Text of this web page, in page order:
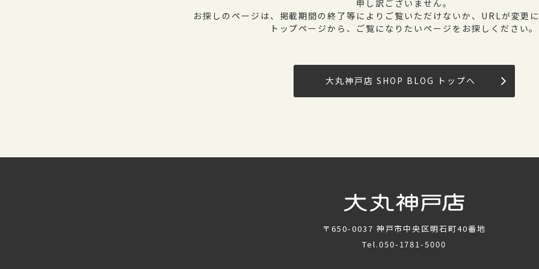
申し訳ございません。
お探しのページは、掲載期間の終了等によりご覧いただけないか、URLが変更に
トップページから、ご覧になりたいページをお探しください。
大丸神戸店 SHOP BLOG トップへ
〒650-0037 神戸市中央区明石町40番地
Tel.050-1781-5000